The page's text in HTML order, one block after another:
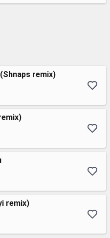
remix)
remix)